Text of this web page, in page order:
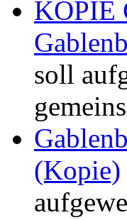
KOPIE
soll
(Kopie)